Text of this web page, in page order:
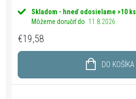
Skladom - hneď odosielame >10 ks
Môžeme doručiť do 11.8.2026
€19,58
DO KOŠÍKA